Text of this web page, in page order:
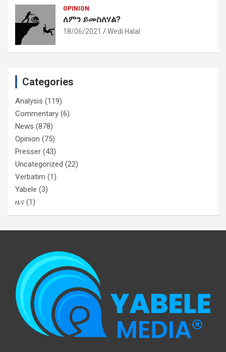
OPINION
ለምን ይመስለሃል?
18/06/2021 Wedi Halal
Categories
Analysis (119)
Commentary (6)
News (878)
Opinion (75)
Presser (43)
Uncategorized (22)
Verbatim (1)
Yabele (3)
ዜና (1)